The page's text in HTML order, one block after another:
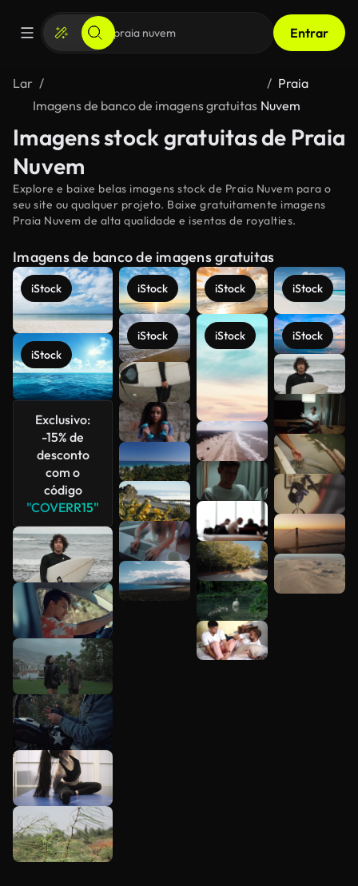
Entrar
Lar
Imagens de banco de imagens gratuitas
Praia
Nuvem
Imagens stock gratuitas de Praia
Nuvem
Explore e baixe belas imagens stock de Praia Nuvem para o
seu site ou qualquer projeto. Baixe gratuitamente imagens
Praia Nuvem de alta qualidade e isentas de royalties.
Imagens de banco de imagens gratuitas
iStock
iStock
Exclusivo:
-15% de
desconto
com o
código
"COVERR15"
iStock
iStock
iStock
iStock
iStock
iStock
Veja mais